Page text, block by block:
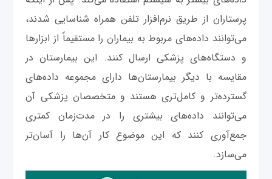
پرستاران از طریق نرم‌افزار تلفن همراه شناسایی شدند،
می‌توانند داده‌های مربوط به بیماران را مستقیماً از ابزارها
و دستگاه‌های پزشکی ارسال کنند. این بیمارستان در
مقایسه با دیگر بیمارستان‌ها دارای مجموعه داده‌های
گسترده‌تر و کامل‌تری هستند و متخصصان پزشکی آن
می‌توانند داده‌های بیشتری را در مدت‌زمان کمتری
جمع‌آوری کنند که این موضوع کار آن‌ها را آسان‌تر
می‌سازد.